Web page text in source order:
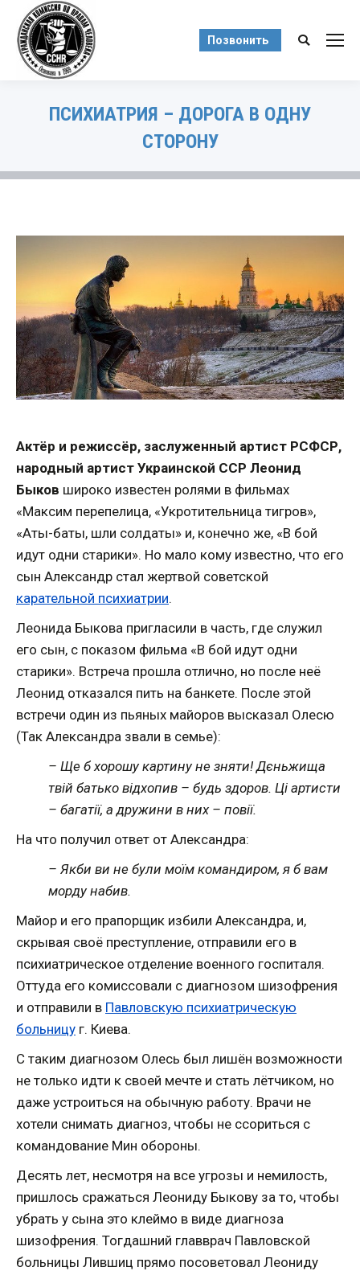
Позвонить Поиск:
ПСИХИАТРИЯ – ДОРОГА В ОДНУ
СТОРОНУ
Актёр и режиссёр, заслуженный артист РСФСР,
народный артист Украинской ССР Леонид
Быков широко известен ролями в фильмах
«Максим перепелица, «Укротительница тигров»,
«Аты-баты, шли солдаты» и, конечно же, «В бой
идут одни старики». Но мало кому известно, что его
сын Александр стал жертвой советской
карательной психиатрии.
Леонида Быкова пригласили в часть, где служил
его сын, с показом фильма «В бой идут одни
старики». Встреча прошла отлично, но после неё
Леонид отказался пить на банкете. После этой
встречи один из пьяных майоров высказал Олесю
(Так Александра звали в семье):
– Ще б хорошу картину не зняти! Дєньжища
твій батько відхопив – будь здоров. Ці артисти
– багатії, а дружини в них – повії.
На что получил ответ от Александра:
– Якби ви не були моїм командиром, я б вам
морду набив.
Майор и его прапорщик избили Александра, и,
скрывая своё преступление, отправили его в
психиатрическое отделение военного госпиталя.
Оттуда его комиссовали с диагнозом шизофрения
и отправили в Павловскую психиатрическую
больницу г. Киева.
С таким диагнозом Олесь был лишён возможности
не только идти к своей мечте и стать лётчиком, но
даже устроиться на обычную работу. Врачи не
хотели снимать диагноз, чтобы не ссориться с
командование Мин обороны.
Десять лет, несмотря на все угрозы и немилость,
пришлось сражаться Леониду Быкову за то, чтобы
убрать у сына это клеймо в виде диагноза
шизофрения. Тогдашний главврач Павловской
больницы Лившиц прямо посоветовал Леониду